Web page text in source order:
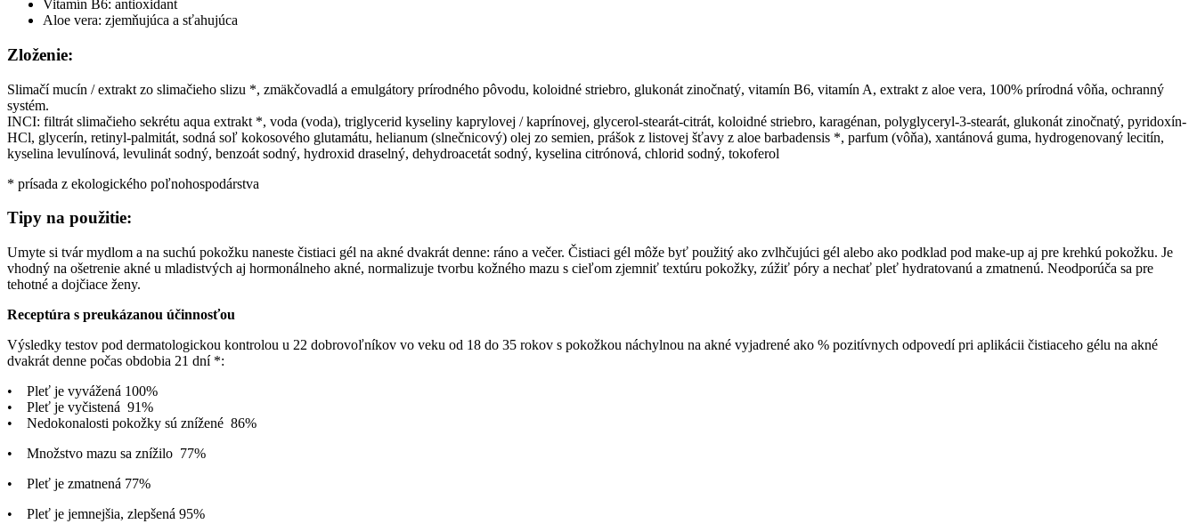
Vitamín B6: antioxidant
Aloe vera: zjemňujúca a sťahujúca
Zloženie:
Slimačí mucín / extrakt zo slimačieho slizu *, zmäkčovadlá a emulgátory prírodného pôvodu, koloidné striebro, glukonát zinočnatý, vitamín B6, vitamín A, extrakt z aloe vera, 100% prírodná vôňa, ochranný
systém.
INCI: filtrát slimačieho sekrétu aqua extrakt *, voda (voda), triglycerid kyseliny kaprylovej / kaprínovej, glycerol-stearát-citrát, koloidné striebro, karagénan, polyglyceryl-3-stearát, glukonát zinočnatý, pyridoxín-
HCl, glycerín, retinyl-palmitát, sodná soľ kokosového glutamátu, helianum (slnečnicový) olej zo semien, prášok z listovej šťavy z aloe barbadensis *, parfum (vôňa), xantánová guma, hydrogenovaný lecitín,
kyselina levulínová, levulinát sodný, benzoát sodný, hydroxid draselný, dehydroacetát sodný, kyselina citrónová, chlorid sodný, tokoferol
* prísada z ekologického poľnohospodárstva
Tipy na použitie:
Umyte si tvár mydlom a na suchú pokožku naneste čistiaci gél na akné dvakrát denne: ráno a večer. Čistiaci gél môže byť použitý ako zvlhčujúci gél alebo ako podklad pod make-up aj pre krehkú pokožku. Je
vhodný na ošetrenie akné u mladistvých aj hormonálneho akné, normalizuje tvorbu kožného mazu s cieľom zjemniť textúru pokožky, zúžiť póry a nechať pleť hydratovanú a zmatnenú. Neodporúča sa pre
tehotné a dojčiace ženy.
Receptúra s preukázanou účinnosťou
Výsledky testov pod dermatologickou kontrolou u 22 dobrovoľníkov vo veku od 18 do 35 rokov s pokožkou náchylnou na akné vyjadrené ako % pozitívnych odpovedí pri aplikácii čistiaceho gélu na akné
dvakrát denne počas obdobia 21 dní *:
• Pleť je vyvážená 100%
• Pleť je vyčistená 91%
• Nedokonalosti pokožky sú znížené 86%
• Množstvo mazu sa znížilo 77%
• Pleť je zmatnená 77%
• Pleť je jemnejšia, zlepšená 95%